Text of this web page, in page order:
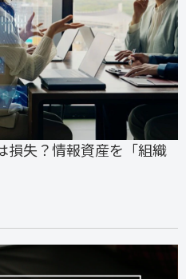
損失？情報資産を「組織